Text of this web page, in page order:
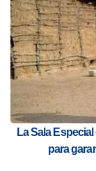
La Sala
para